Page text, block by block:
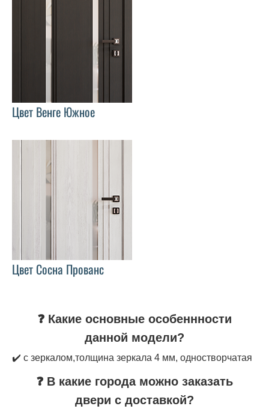
Цвет Венге Южное
Цвет Сосна Прованс
❓ Какие основные особеннности
данной модели?
✔️ с зеркалом,толщина зеркала 4 мм, одностворчатая
❓ В какие города можно заказать
двери с доставкой?